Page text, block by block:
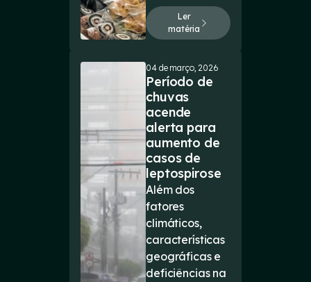
Ler
matéria
04 de março, 2026
Período de
chuvas
acende
alerta para
aumento de
casos de
leptospirose
Além dos
fatores
climáticos,
características
geográficas e
deficiências na